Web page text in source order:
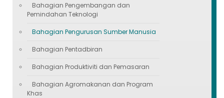
Bahagian Pengembangan dan
Pemindahan Teknologi
Bahagian Pengurusan Sumber Manusia
Bahagian Pentadbiran
Bahagian Produktiviti dan Pemasaran
Bahagian Agromakanan dan Program
Khas